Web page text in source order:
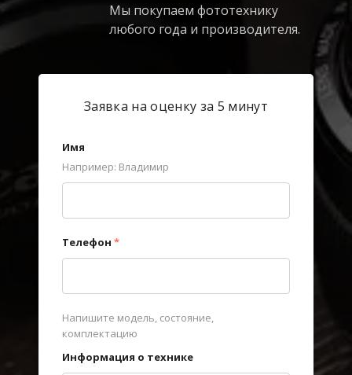
Мы покупаем фототехнику
любого года и производителя.
Заявка на оценку за 5 минут
Имя
Например: Владимир
Телефон *
Напишите модель, состояние,
комплектацию
Информация о технике